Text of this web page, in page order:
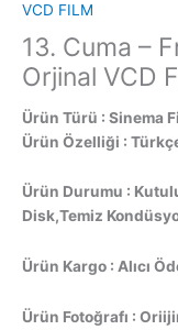
VCD FILM
13. Cuma –
Orjinal VCD
Ürün Türü : Sinema
Ürün Özelliği :
Ürün Durumu :
Disk,Temiz
Ürün Kargo : Alıcı
Ürün Fotoğrafı :